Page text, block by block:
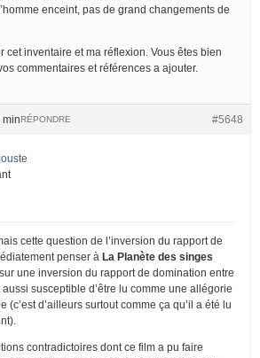
enceint, pas de grand changements de
cet inventaire et ma réflexion. Vous êtes bien
commentaires et références a ajouter.
min #5648
RÉPONDRE
cette question de l’inversion du rapport de
penser à La Planète des singes
une inversion du rapport de domination entre
susceptible d’être lu comme une allégorie
(c’est d’ailleurs surtout comme ça qu’il a été lu
contradictoires dont ce film a pu faire